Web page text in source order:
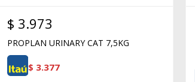
$ 3.973
PROPLAN URINARY CAT 7,5KG
$ 3.377